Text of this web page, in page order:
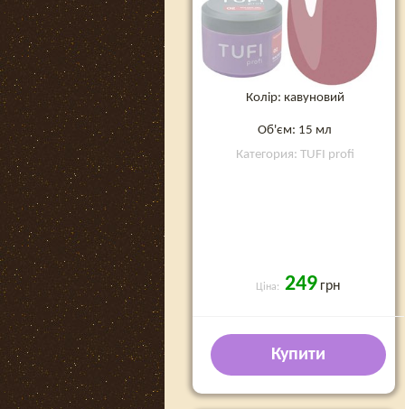
Колір: кавуновий
Об'єм: 15 мл
Категория: TUFI profi
Ціна: 249 грн
Купити